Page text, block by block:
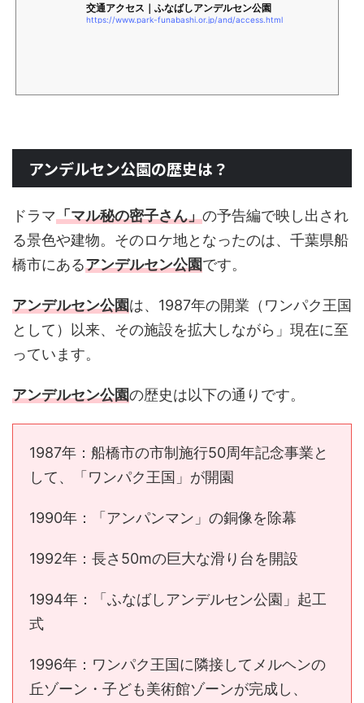
交通アクセス｜ふなばしアンデルセン公園
https://www.park-funabashi.or.jp/and/access.html
アンデルセン公園の歴史は？
ドラマ「マル秘の密子さん」の予告編で映し出され
る景色や建物。そのロケ地となったのは、千葉県船
橋市にあるアンデルセン公園です。
アンデルセン公園は、1987年の開業（ワンパク王国
として）以来、その施設を拡大しながら」現在に至
っています。
アンデルセン公園の歴史は以下の通りです。
1987年：船橋市の市制施行50周年記念事業と
して、「ワンパク王国」が開園
1990年：「アンパンマン」の銅像を除幕
1992年：長さ50mの巨大な滑り台を開設
1994年：「ふなばしアンデルセン公園」起工
式
1996年：ワンパク王国に隣接してメルヘンの
丘ゾーン・子ども美術館ゾーンが完成し、